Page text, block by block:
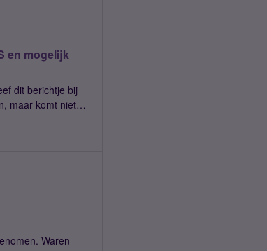
en mogelijk
dit berichtje bij
maar komt niet
opende,
van de
zij nog draaide
de tussentijd de
de
Waren